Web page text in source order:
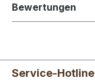
Bewertungen
Service-Hotline